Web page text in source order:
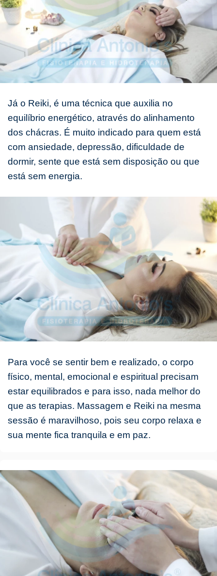
Já o Reiki, é uma técnica que auxilia no
equilíbrio energético, através do alinhamento
dos chácras. É muito indicado para quem está
com ansiedade, depressão, dificuldade de
dormir, sente que está sem disposição ou que
está sem energia.
Para você se sentir bem e realizado, o corpo
físico, mental, emocional e espiritual precisam
estar equilibrados e para isso, nada melhor do
que as terapias. Massagem e Reiki na mesma
sessão é maravilhoso, pois seu corpo relaxa e
sua mente fica tranquila e em paz.